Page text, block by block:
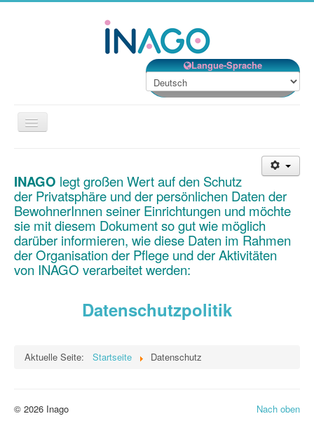
Langue-Sprache
Navigation
an/aus
Unsere Einrichtungen
Unsere Dienstleistungen
Unsere Organisation
Ehrenamt
Kontakt
INAGO legt großen Wert auf den Schutz
der Privatsphäre und der persönlichen Daten der
BewohnerInnen seiner Einrichtungen und möchte
sie mit diesem Dokument so gut wie möglich
darüber informieren, wie diese Daten im Rahmen
der Organisation der Pflege und der Aktivitäten
von INAGO verarbeitet werden:
Datenschutzpolitik
Aktuelle Seite: Startseite Datenschutz
Nach oben
© 2026 Inago